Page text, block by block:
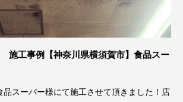
施工事例【神奈川県横須賀市】食品スー
品スーパー様にて施工させて頂きました！店